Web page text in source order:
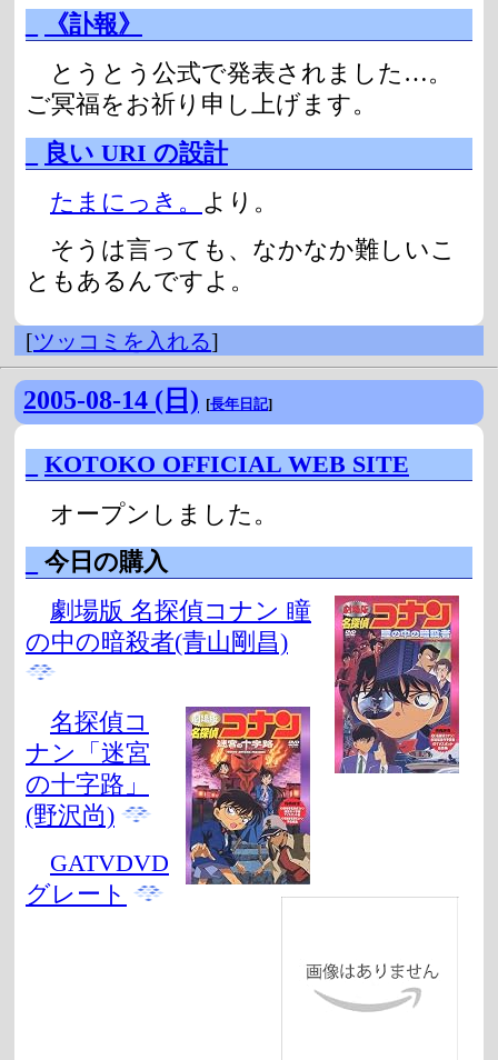
《訃報》
とうとう公式で発表されました…。
ご冥福をお祈り申し上げます。
良い URI の設計
たまにっき。 より。
そうは言っても、なかなか難しいこ
ともあるんですよ。
[ツッコミを入れる]
2005-08-14 (日) [長年日記]
KOTOKO OFFICIAL WEB SITE
オープンしました。
今日の購入
劇場版 名探偵コナン 瞳
の中の暗殺者(青山剛昌)
名探偵コ
ナン「迷宮
の十字路」
(野沢尚)
GATVDVD
グレート